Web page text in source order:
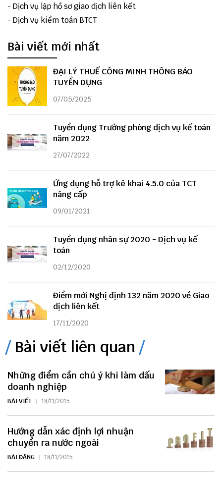
- Dịch vụ lập hồ sơ giao dịch liên kết
- Dịch vụ kiểm toán BTCT
Bài viết mới nhất
ĐẠI LÝ THUẾ CÔNG MINH THÔNG BÁO
TUYỂN DỤNG
07/05/2025
Tuyển dụng Trưởng phòng dịch vụ kế toán
năm 2022
27/07/2022
Ứng dụng hỗ trợ kê khai 4.5.0 của TCT
nâng cấp
09/01/2021
Tuyển dụng nhân sự 2020 - Dịch vụ kế
toán
02/12/2020
Điểm mới Nghị định 132 năm 2020 về Giao
dịch liên kết
17/11/2020
Bài viết liên quan
Những điểm cần chú ý khi làm dấu
doanh nghiệp
BÀI VIẾT 18/11/2015
Hướng dẫn xác định lợi nhuận
chuyển ra nước ngoài
BÀI ĐĂNG 18/11/2015